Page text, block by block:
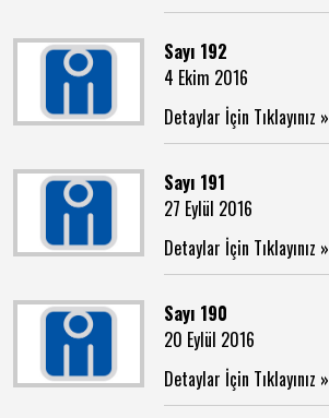
Sayı 192
4 Ekim 2016
Detaylar İçin Tıklayınız »
Sayı 191
27 Eylül 2016
Detaylar İçin Tıklayınız »
Sayı 190
20 Eylül 2016
Detaylar İçin Tıklayınız »